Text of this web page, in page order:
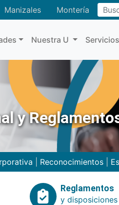
Manizales MonteríaBuscar
Nuestra U
y
Reconocimientos
Reglamentos
y disposiciones